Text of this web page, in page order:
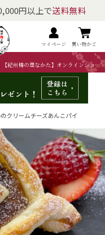
円以上で送料無料
マイページ 買い物かご
いちご梅のクリームチーズあんこパイ: レシピ｜【紀州梅の里なかた】オンラインショップ
クリームチーズあんこパイ